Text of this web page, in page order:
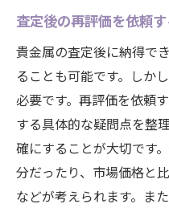
査定後の再評価を依頼
貴金属の査定後に納得で
ることも可能です。しか
必要です。再評価を依頼
する具体的な疑問点を整
確にすることが大切です
分だったり、市場価格と
などが考えられます。ま